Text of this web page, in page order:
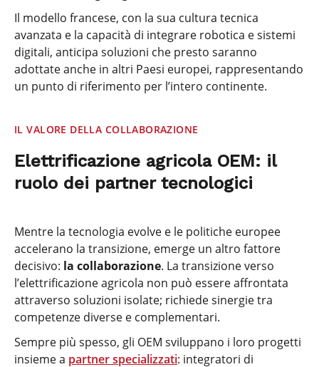
Il modello francese, con la sua cultura tecnica
avanzata e la capacità di integrare robotica e sistemi
digitali, anticipa soluzioni che presto saranno
adottate anche in altri Paesi europei, rappresentando
un punto di riferimento per l’intero continente.
IL VALORE DELLA COLLABORAZIONE
Elettrificazione agricola OEM: il
ruolo dei partner tecnologici
Mentre la tecnologia evolve e le politiche europee
accelerano la transizione, emerge un altro fattore
decisivo: la collaborazione. La transizione verso
l’elettrificazione agricola non può essere affrontata
attraverso soluzioni isolate; richiede sinergie tra
competenze diverse e complementari.
Sempre più spesso, gli OEM sviluppano i loro progetti
insieme a partner specializzati: integratori di